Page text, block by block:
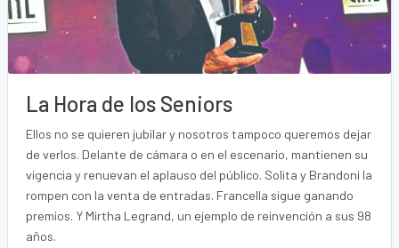
La Hora de los Seniors
Ellos no se quieren jubilar y nosotros tampoco queremos dejar
de verlos. Delante de cámara o en el escenario, mantienen su
vigencia y renuevan el aplauso del público. Solita y Brandoni la
rompen con la venta de entradas. Francella sigue ganando
premios. Y Mirtha Legrand, un ejemplo de reinvención a sus 98
años.